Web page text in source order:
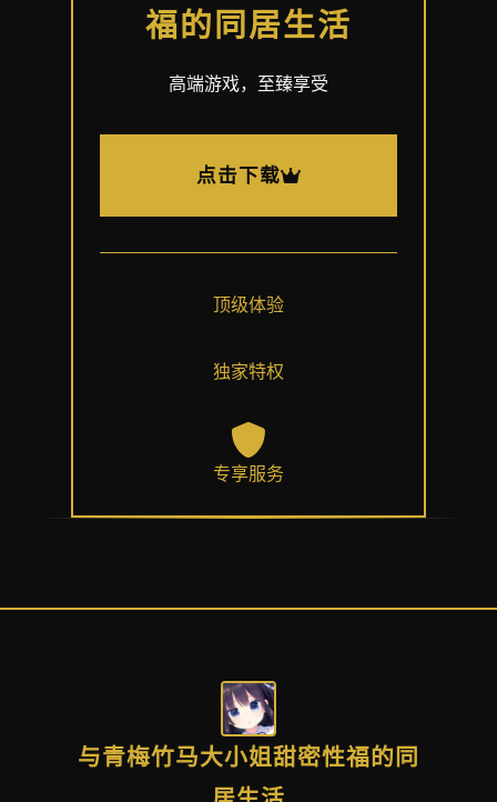
福的同居生活
高端游戏，至臻享受
点击下载
顶级体验
独家特权
专享服务
与青梅竹马大小姐甜密性福的同